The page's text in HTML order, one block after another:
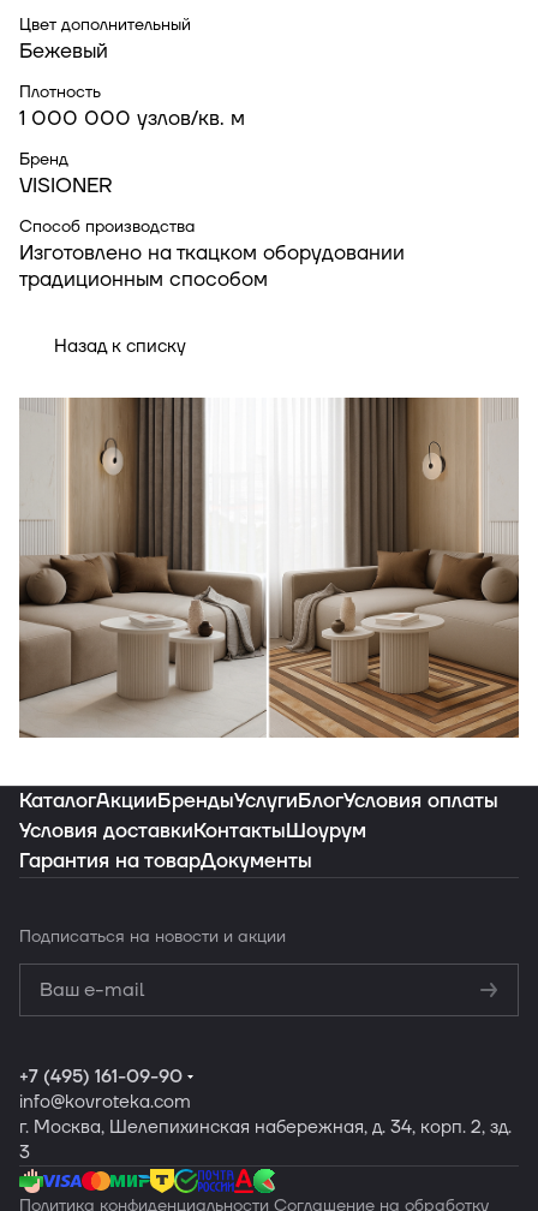
Цвет дополнительный
Бежевый
Плотность
1 000 000 узлов/кв. м
Бренд
VISIONER
Способ производства
Изготовлено на ткацком оборудовании
традиционным способом
Назад к списку
ваш интерьер
Заказать подборку
КаталогАкцииБрендыУслугиБлогУсловия оплаты
Условия доставкиКонтактыШоурум
Гарантия на товарДокументы
Подписаться на новости и акции
конфиденциальности
Обработку
персональных данных
+7 (495) 161-09-90
info@kovroteka.com
г. Москва, Шелепихинская набережная, д. 34, корп. 2, зд.
3
Политика конфиденциальности Соглашение на обработку